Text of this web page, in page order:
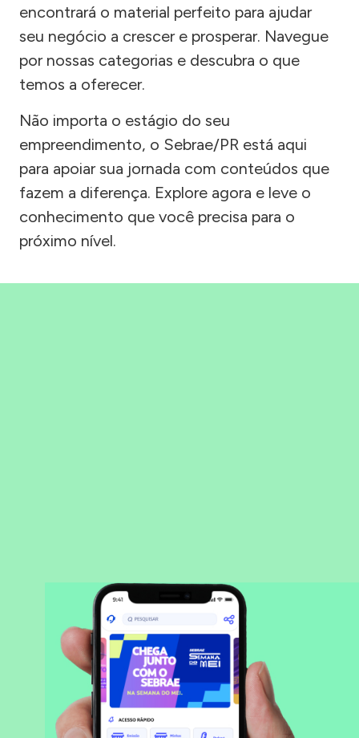
encontrará o material perfeito para ajudar
seu negócio a crescer e prosperar. Navegue
por nossas categorias e descubra o que
temos a oferecer.
Não importa o estágio do seu
empreendimento, o Sebrae/PR está aqui
para apoiar sua jornada com conteúdos que
fazem a diferença. Explore agora e leve o
conhecimento que você precisa para o
próximo nível.